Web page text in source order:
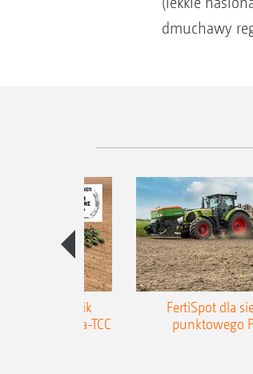
dmuchawy
siewnik
Precea-TCC
FertiSpot dla
punktowego